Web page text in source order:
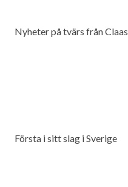
Nyheter på tvärs från Claas
Första i sitt slag i Sverige